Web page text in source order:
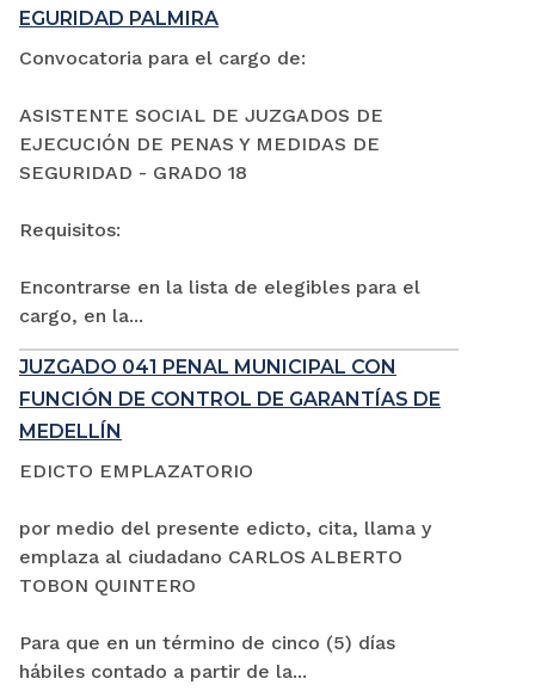
EGURIDAD PALMIRA
Convocatoria para el cargo de:
ASISTENTE SOCIAL DE JUZGADOS DE
EJECUCIÓN DE PENAS Y MEDIDAS DE
SEGURIDAD - GRADO 18
Requisitos:
Encontrarse en la lista de elegibles para el
cargo, en la...
JUZGADO 041 PENAL MUNICIPAL CON
FUNCIÓN DE CONTROL DE GARANTÍAS DE
MEDELLÍN
EDICTO EMPLAZATORIO
por medio del presente edicto, cita, llama y
emplaza al ciudadano CARLOS ALBERTO
TOBON QUINTERO
Para que en un término de cinco (5) días
hábiles contado a partir de la...